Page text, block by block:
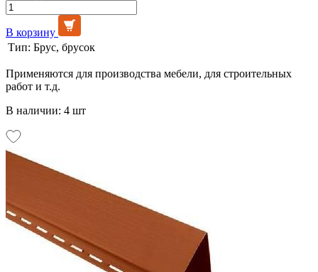
В корзину
Тип: Брус, брусок
Применяются для производства мебели, для строительных
работ и т.д.
В наличии: 4 шт